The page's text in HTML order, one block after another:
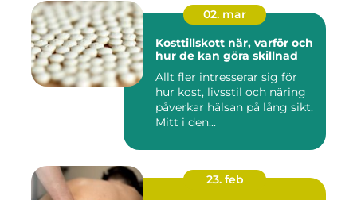
02. mar
Kosttillskott när, varför och
hur de kan göra skillnad
Allt fler intresserar sig för
hur kost, livsstil och näring
påverkar hälsan på lång sikt.
Mitt i den...
23. feb